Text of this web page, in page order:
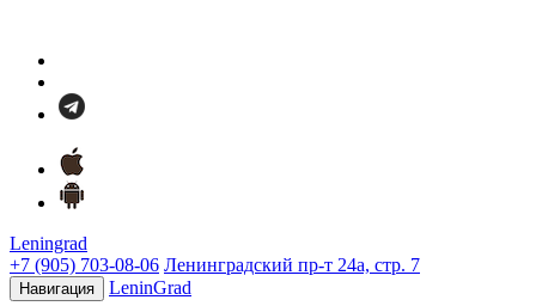
Leningrad
+7 (905) 703-08-06 Ленинградский пр-т 24а, стр. 7
Навигация LeninGrad